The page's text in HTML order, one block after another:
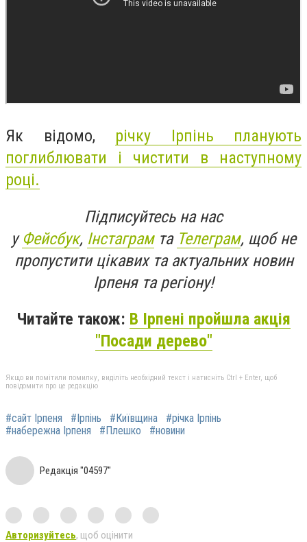
Як відомо, річку Ірпінь планують
поглиблювати і чистити в наступному
році.
Підписуйтесь на нас
у Фейсбук, Інстаграмта Телеграм, щоб не
пропустити цікавих та актуальних новин
Ірпеня та регіону!
Читайте також: В Ірпені пройшла акція
"Посади дерево"
Якщо ви помітили помилку, виділіть необхідний текст і натисніть Ctrl + Enter, щоб
повідомити про це редакцію
#сайт Ірпеня #Ірпінь #Київщина
#річка Ірпінь
#набережна Ірпеня
#Плешко #новини
Редакція "04597"
Авторизуйтесь, щоб оцінити